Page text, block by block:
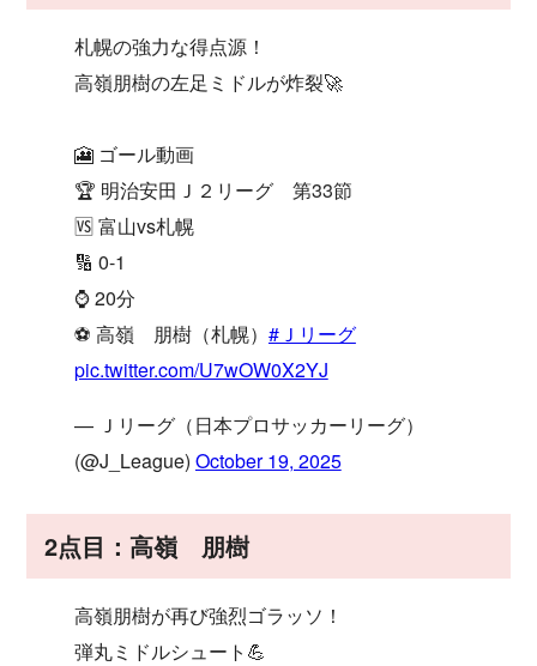
札幌の強力な得点源！
高嶺朋樹の左足ミドルが炸裂🚀
🎦 ゴール動画
🏆 明治安田Ｊ２リーグ 第33節
🆚 富山vs札幌
🔢 0-1
⌚️ 20分
⚽️ 高嶺 朋樹（札幌） #Ｊリーグ
pic.twitter.com/U7wOW0X2YJ
— Ｊリーグ（日本プロサッカーリーグ）
(@J_League) October 19, 2025
2点目：高嶺 朋樹
高嶺朋樹が再び強烈ゴラッソ！
弾丸ミドルシュート💪